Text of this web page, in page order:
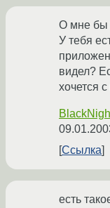
О мне бы
У тебя
видел?
хочется
Ссылка
есть